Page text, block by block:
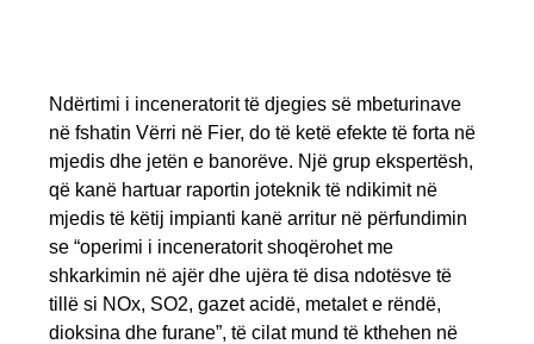
Ndërtimi i inceneratorit të djegies së mbeturinave
në fshatin Vërri në Fier, do të ketë efekte të forta në
mjedis dhe jetën e banorëve. Një grup ekspertësh,
që kanë hartuar raportin joteknik të ndikimit në
mjedis të këtij impianti kanë arritur në përfundimin
se “operimi i inceneratorit shoqërohet me
shkarkimin në ajër dhe ujëra të disa ndotësve të
tillë si NOx, SO2, gazet acidë, metalet e rëndë,
dioksina dhe furane”, të cilat mund të kthehen në